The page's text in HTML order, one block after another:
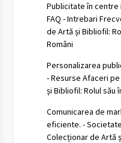
Publicitate în centre
FAQ - Intrebari
de Artă și Bibliofil:
Români
Personalizarea
- Resurse Afaceri pe
și Bibliofil: Rolul său
Comunicarea de
eficiente. -
Colecționar de Artă